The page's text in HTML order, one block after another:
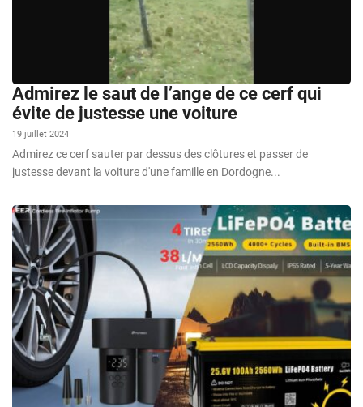
Admirez le saut de l’ange de ce cerf qui
évite de justesse une voiture
19 juillet 2024
Admirez ce cerf sauter par dessus des clôtures et passer de
justesse devant la voiture d'une famille en Dordogne...